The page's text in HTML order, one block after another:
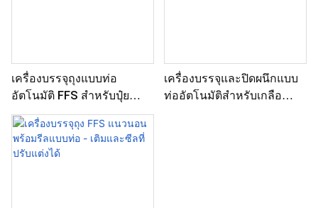
เครื่องบรรจุถุงแบบท่อ
อัตโนมัติ FFS สำหรับปุ๋ย
ไนโตรเจน
เครื่องบรรจุและปิดผนึกแบบ
ท่ออัตโนมัติสำหรับเกลือ